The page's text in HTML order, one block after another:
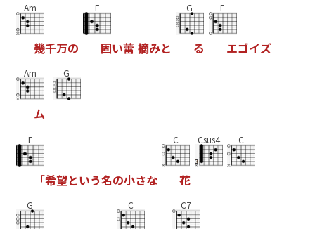
Am
幾千万の
F
固い蕾 摘みと
G
る
E
エゴイズ
Am
ム
G
F
「希望という名の小さな
C
花
Csus4 C
G C C7